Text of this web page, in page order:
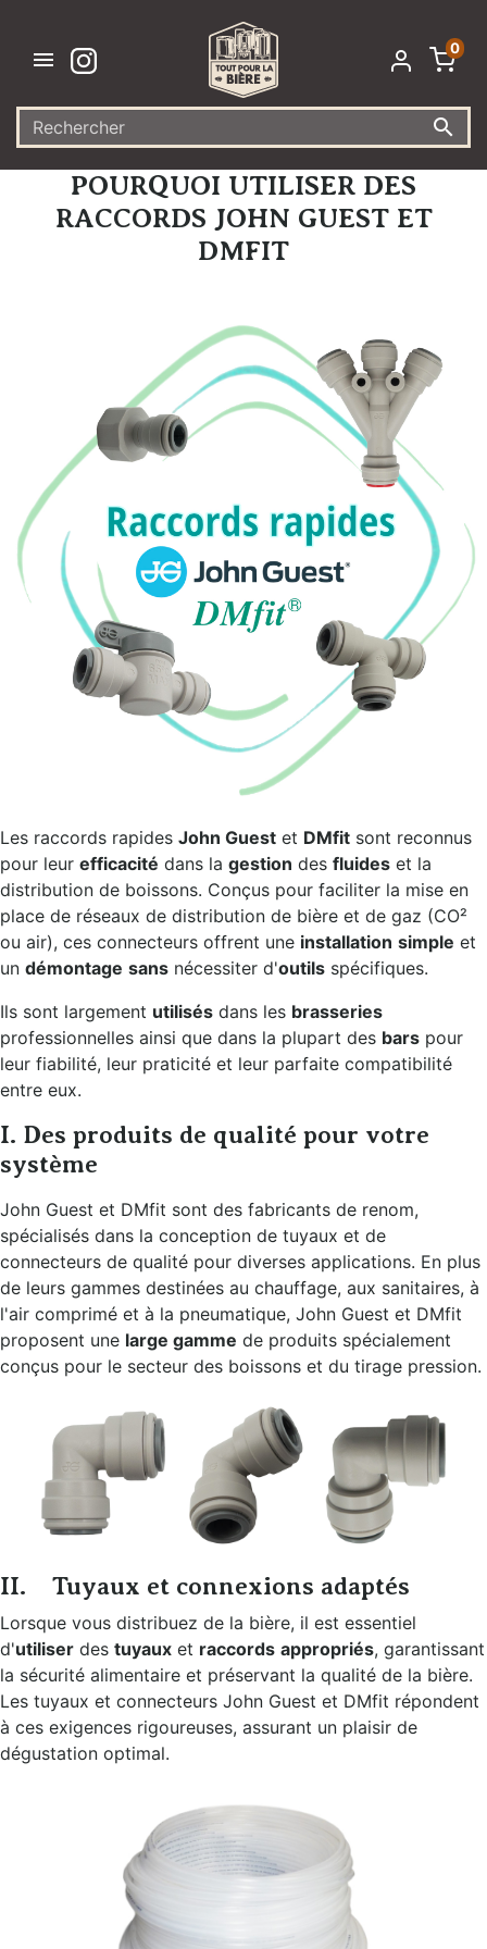


0
POURQUOI UTILISER DES
RACCORDS JOHN GUEST ET
DMFIT
Les raccords rapides John Guest et DMfit sont reconnus
pour leur efficacité dans la gestion des fluides et la
distribution de boissons. Conçus pour faciliter la mise en
place de réseaux de distribution de bière et de gaz (CO²
ou air), ces connecteurs offrent une installation simple et
un démontage sans nécessiter d'outils spécifiques.
Ils sont largement utilisés dans les brasseries
professionnelles ainsi que dans la plupart des bars pour
leur fiabilité, leur praticité et leur parfaite compatibilité
entre eux.
I. Des produits de qualité pour votre
système
John Guest et DMfit sont des fabricants de renom,
spécialisés dans la conception de tuyaux et de
connecteurs de qualité pour diverses applications. En plus
de leurs gammes destinées au chauffage, aux sanitaires, à
l'air comprimé et à la pneumatique, John Guest et DMfit
proposent une large gamme de produits spécialement
conçus pour le secteur des boissons et du tirage pression.
II. Tuyaux et connexions adaptés
Lorsque vous distribuez de la bière, il est essentiel
d'utiliser des tuyaux et raccords appropriés, garantissant
la sécurité alimentaire et préservant la qualité de la bière.
Les tuyaux et connecteurs John Guest et DMfit répondent
à ces exigences rigoureuses, assurant un plaisir de
dégustation optimal.